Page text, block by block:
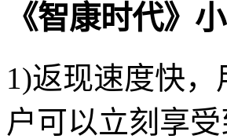
《智康时代》
1)返现速度快
户可以立刻享受